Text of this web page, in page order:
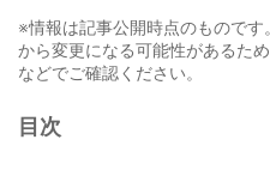
※情報は記事公開時点のもので
から変更になる可能性があるた
などでご確認ください。
目次